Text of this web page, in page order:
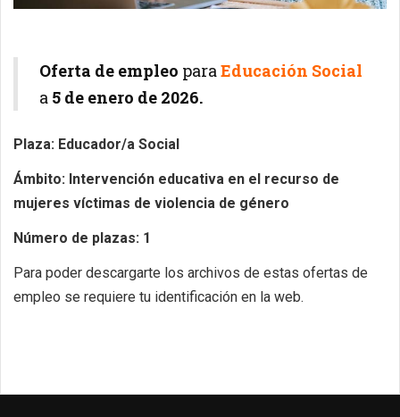
Oferta de empleo paraEducación Social
a 5 de enero de 2026.
Plaza: Educador/a Social
Ámbito: Intervención educativa en el recurso de
mujeres víctimas de violencia de género
Número de plazas: 1
Para poder descargarte los archivos de estas ofertas de
empleo se requiere tu identificación en la web.